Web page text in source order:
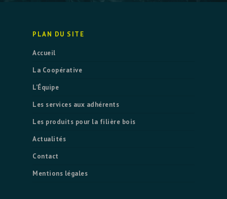
PLAN DU SITE
Accueil
La Coopérative
L’Équipe
Les services aux adhérents
Les produits pour la filière bois
Actualités
Contact
Mentions légales